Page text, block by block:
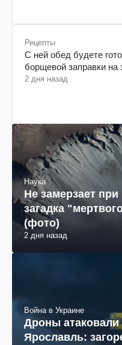
Рецепты
С ней обед будете
борщевой заправки на
2 дня назад
Наука
Не замерзает
загадка
(фото)
2 дня назад
Война в Украине
Дроны атаковали
Ярославль: